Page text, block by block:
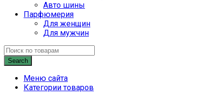
Авто шины
Парфюмерия
Для женщин
Для мужчин
Search
Меню сайта
Категории товаров